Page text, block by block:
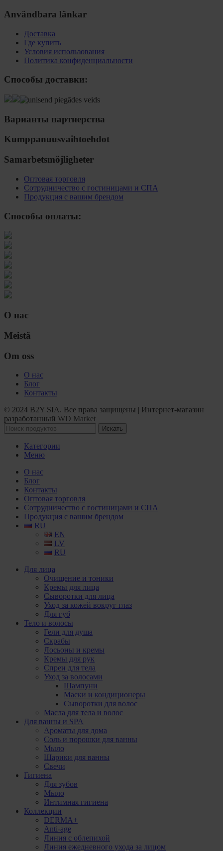
Användbara länkar
Доставка
Где купить
Условия использования
Политика конфиденциальности
Способы доставки:
Варианты партнерства
Kumppanuusvaihtoehdot
Samarbetsmöjligheter
Оптовая торговля
Сотрудничество с гостиницами и СПА
Продукция с вашим брендом
Способы оплаты:
О нас
Meistä
Om oss
О нас
Блог
Контакты
© 2024 B2Y SIA. Все права защищены | Интернет-магазин
разработанный WD Market
Искать
Категории
Меню
О нас
Блог
Контакты
Оптовая торговля
Сотрудничество с гостиницами и СПА
Продукция с вашим брендом
RU
EN
LV
RU
Для лица
Очищение и тоники
Кремы для лица
Сыворотки для лица
Уход за кожей вокруг глаз
Для губ
Тело и волосы
Гели для душа
Скрабы
Лосьоны и кремы
Кремы для рук
Спреи для тела
Уход за волосами
Шампуни
Маски и кондиционеры
Сыворотки для волос
Масла для тела и волос
Для ванны и SPA
Ароматы для дома
Соль и порошки для ванны
Мыло
Шарики для ванны
Свечи
Гигиена
Для зубов
Мыло
Интимная гигиена
Коллекции
DERMA+
Anti-age
Линия с облепихой
Линия ежедневного ухода за лицом